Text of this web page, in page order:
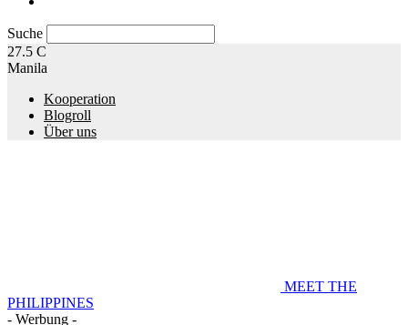
Suche
27.5 C
Manila
Kooperation
Blogroll
Über uns
MEET THE
PHILIPPINES
- Werbung -